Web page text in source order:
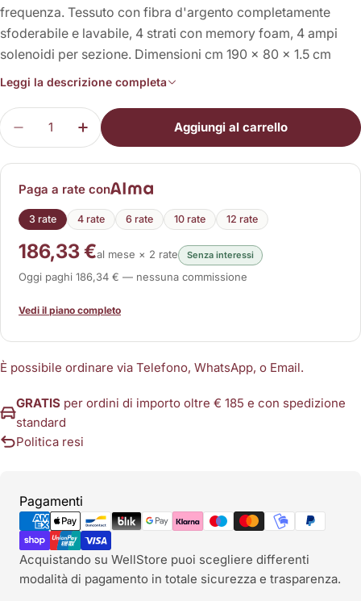
frequenza. Tessuto con fibra d'argento completamente
sfoderabile e lavabile, 4 strati con memory foam, 4 ampi
solenoidi per sezione. Dimensioni cm 190 x 80 x 1.5 cm
Leggi la descrizione completa
Quantità
Diminuisci la quantità per Materassino Total
Aumenta la quantità per Materassino
Aggiungi al carrello
Paga a rate con
3 rate 4 rate 6 rate 10 rate 12 rate
186,33 €al mese × 2 rate Senza interessi
Oggi paghi 186,34 € — nessuna commissione
Vedi il piano completo
È possibile ordinare via Telefono, WhatsApp, o Email.
GRATIS per ordini di importo oltre € 185 e con spedizione
standard
Politica resi
Pagamenti
Metodi
di
pagamento
Acquistando su WellStore puoi scegliere differenti
modalità di pagamento in totale sicurezza e trasparenza.